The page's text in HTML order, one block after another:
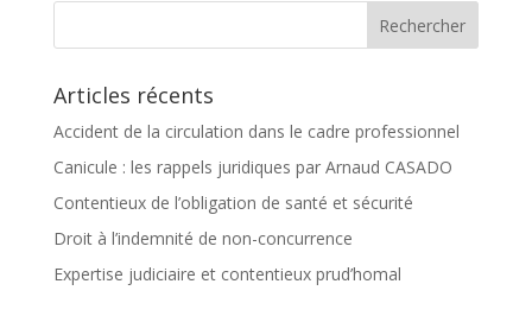
Articles récents
Accident de la circulation dans le cadre professionnel
Canicule : les rappels juridiques par Arnaud CASADO
Contentieux de l’obligation de santé et sécurité
Droit à l’indemnité de non-concurrence
Expertise judiciaire et contentieux prud’homal